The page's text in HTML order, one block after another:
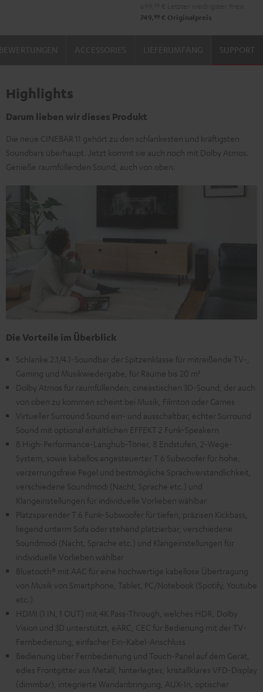
Set" Set"
749, 99 € Originalpreis
SUPPORT
Highlights
Darum lieben wir dieses Produkt
Die neue CINEBAR 11 gehört zu den schlankesten und kräftigsten
Soundbars überhaupt. Jetzt kommt sie auch noch mit Dolby Atmos.
Genieße raumfüllenden Sound, auch von oben.
Die Vorteile im Überblick
Schlanke 2.1/4.1-Soundbar der Spitzenklasse für mitreißende TV-,
Gaming und Musikwiedergabe, für Räume bis 20 m²
Dolby Atmos für raumfüllenden, cineastischen 3D-Sound, der auch
von oben zu kommen scheint bei Musik, Filmton oder Games
Virtueller Surround Sound ein- und ausschaltbar, echter Surround
Sound mit optional erhältlichen EFFEKT 2 Funk-Speakern
8 High-Performance-Langhub-Töner, 8 Endstufen, 2-Wege-
System, sowie kabellos angesteuerter T 6 Subwoofer für hohe,
verzerrungsfreie Pegel und bestmögliche Sprachverständlichkeit,
verschiedene Soundmodi (Nacht, Sprache etc.) und
Klangeinstellungen für individuelle Vorlieben wählbar
Platzsparender T 6 Funk-Subwoofer für tiefen, präzisen Kickbass,
liegend unterm Sofa oder stehend platzierbar, verschiedene
Soundmodi (Nacht, Sprache etc.) und Klangeinstellungen für
individuelle Vorlieben wählbar
Bluetooth® mit AAC für eine hochwertige kabellose Übertragung
von Musik von Smartphone, Tablet, PC/Notebook (Spotify, Youtube
etc.)
HDMI (1 IN, 1 OUT) mit 4K Pass-Through, welches HDR, Dolby
Vision und 3D unterstützt, eARC, CEC für Bedienung mit der TV-
Fernbedienung, einfacher Ein-Kabel-Anschluss
Bedienung über Fernbedienung und Touch-Panel auf dem Gerät,
edles Frontgitter aus Metall, hinterlegtes, kristallklares VFD-Display
(dimmbar), integrierte Wandanbringung, AUX-In, optischer